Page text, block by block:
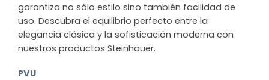
garantiza no sólo estilo sino también facilidad de
uso. Descubra el equilibrio perfecto entre la
elegancia clásica y la sofisticación moderna con
nuestros productos Steinhauer.
PVU